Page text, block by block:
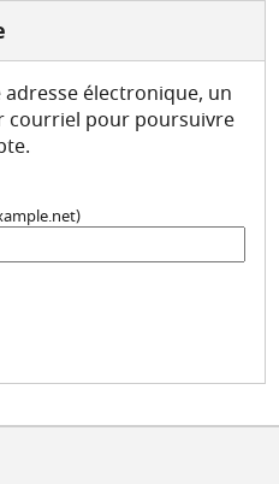
électronique, un
courriel pour poursuivre